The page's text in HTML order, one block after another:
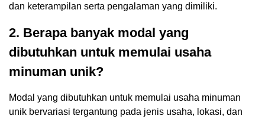
dan keterampilan serta pengalaman yang dimiliki.
2. Berapa banyak modal yang
dibutuhkan untuk memulai usaha
minuman unik?
Modal yang dibutuhkan untuk memulai usaha minuman
unik bervariasi tergantung pada jenis usaha, lokasi, dan